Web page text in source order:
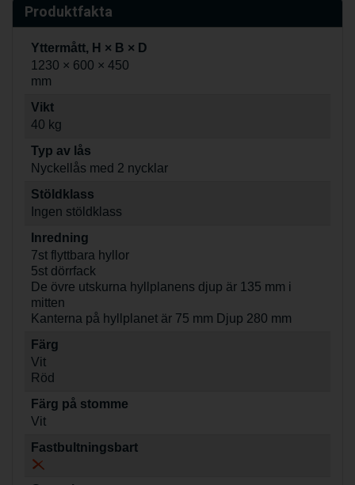
Produktfakta
Yttermått, H × B × D
1230 × 600 × 450
mm
Vikt
40 kg
Typ av lås
Nyckellås med 2 nycklar
Stöldklass
Ingen stöldklass
Inredning
7st flyttbara hyllor
5st dörrfack
De övre utskurna hyllplanens djup är 135 mm i
mitten
Kanterna på hyllplanet är 75 mm Djup 280 mm
Färg
Vit
Röd
Färg på stomme
Vit
Fastbultningsbart